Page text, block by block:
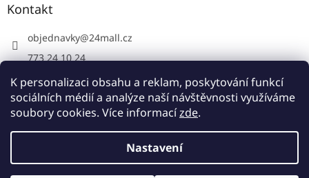
K personalizaci obsahu a reklam, poskytování funkcí
sociálních médií a analýze naší návštěvnosti využíváme
soubory cookies. Více informacízde.
Nastavení
Kontakt
objednavky@24mall.cz
773 24 10 24
https://www.facebook.com/24krby